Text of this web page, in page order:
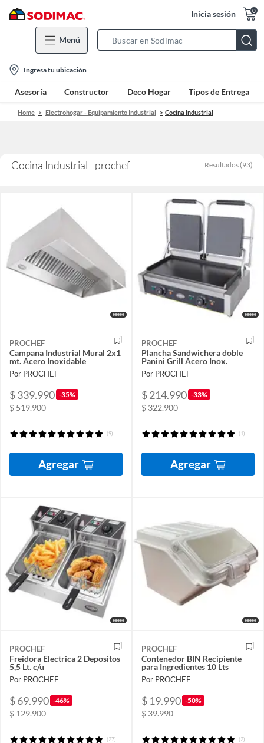
Inicia sesión 0
Menú
Bar
location-
icon
Ingresa tu ubicación
Asesoría Constructor Deco Hogar Tipos de Entrega
Home Electrohogar - Equipamiento Industrial Cocina Industrial
Cocina Industrial - prochef Resultados (93)
PROCHEF
Campana Industrial Mural 2x1
mt. Acero Inoxidable
Por PROCHEF
$ 339.990 -35%
$ 519.900
(9)
Agregar
PROCHEF
Plancha Sandwichera doble
Panini Grill Acero Inox.
Por PROCHEF
$ 214.990 -33%
$ 322.900
(1)
Agregar
PROCHEF
Freidora Electrica 2 Depositos
5,5 Lt. c/u
Por PROCHEF
$ 69.990 -46%
$ 129.900
(27)
PROCHEF
Contenedor BIN Recipiente
para Ingredientes 10 Lts
Por PROCHEF
$ 19.990 -50%
$ 39.990
(2)